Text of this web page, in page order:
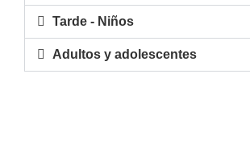
Tarde - Niños
Adultos y adolescentes